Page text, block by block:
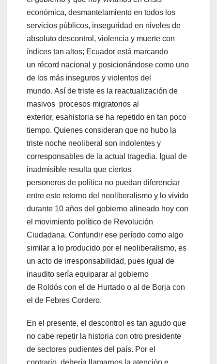
económica, desmantelamiento en todos los
servicios públicos, inseguridad en niveles de
absoluto descontrol, violencia y muerte con
índices tan altos; Ecuador está marcando
un récord nacional y posicionándose como uno
de los más inseguros y violentos del
mundo. Así de triste es la reactualización de
masivos procesos migratorios al
exterior, esahistoria se ha repetido en tan poco
tiempo. Quienes consideran que no hubo la
triste noche neoliberal son indolentes y
corresponsables de la actual tragedia. Igual de
inadmisible resulta que ciertos
personeros de política no puedan diferenciar
entre este retorno del neoliberalismo y lo vivido
durante 10 años del gobierno alineado hoy con
el movimiento político de Revolución
Ciudadana. Confundir ese período como algo
similar a lo producido por el neoliberalismo, es
un acto de irresponsabilidad, pues igual de
inaudito sería equiparar al gobierno
de Roldós con el de Hurtado o al de Borja con
el de Febres Cordero.
En el presente, el descontrol es tan agudo que
no cabe repetir la historia con otro presidente
de sectores pudientes del país. Por el
contrario, debería llamarnos la atención e